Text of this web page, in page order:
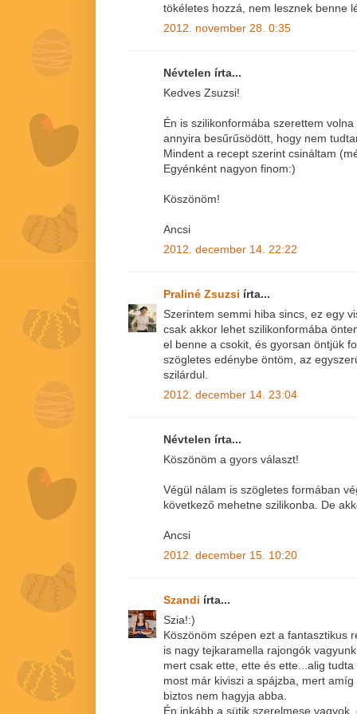
tökéletes hozzá, nem lesznek benne
2012. november 28. 0:35
Névtelen írta...
Kedves Zsuzsi!
Én is szilikonformába szerettem
annyira besűrűsödött, hogy nem
Mindent a recept szerint csináltam
Egyénként nagyon finom:)
Köszönöm!
Ancsi
2012. december 14. 22:22
Praliné Zsuzsi írta...
Szerintem semmi hiba sincs, ez egy
csak akkor lehet szilikonformába
el benne a csokit, és gyorsan öntjük
szögletes edénybe öntöm, az
szilárdul.
2012. december 14. 23:04
Névtelen írta...
Köszönöm a gyors választ!
Végül nálam is szögletes formában
következő mehetne szilikonba. De
Ancsi
2012. december 15. 10:20
Szandi írta...
Szia!:)
Köszönöm szépen ezt a fantasztikus
is nagy tejkaramella rajongók
mert csak ette, ette és ette...alig
most már kiviszi a spájzba, mert
biztos nem hagyja abba.
Én inkább a sütik szerelmese